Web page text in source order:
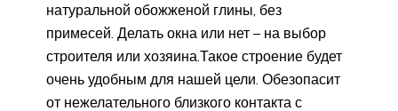
натуральной обожженой глины, без
примесей. Делать окна или нет – на выбор
строителя или хозяина.Такое строение будет
очень удобным для нашей цели. Обезопасит
от нежелательного близкого контакта с